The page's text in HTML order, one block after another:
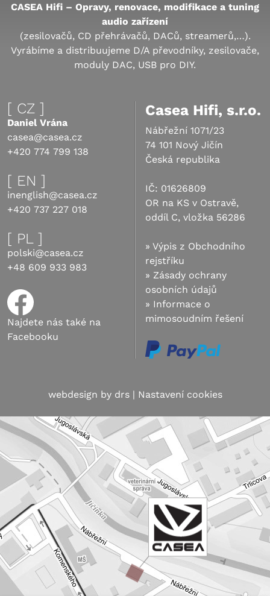
CASEA Hifi – Opravy, renovace, modifikace a tuning
audio zařízení
(zesilovačů, CD přehrávačů, DACů, streamerů,…).
Vyrábíme a distribuujeme D/A převodníky, zesilovače,
moduly DAC, USB pro DIY.
[ CZ ]
Daniel Vrána
casea@casea.cz
+420 774 799 138
[ EN ]
inenglish@casea.cz
+420 737 227 018
[ PL ]
polski@casea.cz
+48 609 933 983
Najdete nás také na
Facebooku
Casea Hifi, s.r.o.
Nábřežní 1071/23
74 101 Nový Jičín
Česká republika
IČ: 01626809
OR na KS v Ostravě,
oddíl C, vložka 56286
» Výpis z Obchodního
rejstříku
» Zásady ochrany
osobních údajů
» Informace o
mimosoudním řešení
webdesign by drs| Nastavení cookies